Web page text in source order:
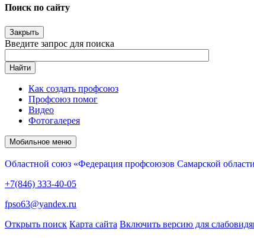
Поиск по сайту
Закрыть
Введите запрос для поиска
Найти
Как создать профсоюз
Профсоюз помог
Видео
Фотогалерея
Мобильное меню
Областной союз «Федерация профсоюзов Самарской
+7(846) 333-40-05
fpso63@yandex.ru
Открыть поиск Карта сайта Включить версию для